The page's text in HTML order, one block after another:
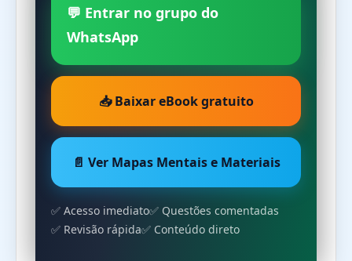
💬 Entrar no grupo do
WhatsApp
📥 Baixar eBook gratuito
📄 Ver Mapas Mentais e Materiais
✅ Acesso imediato✅ Questões comentadas
✅ Revisão rápida✅ Conteúdo direto